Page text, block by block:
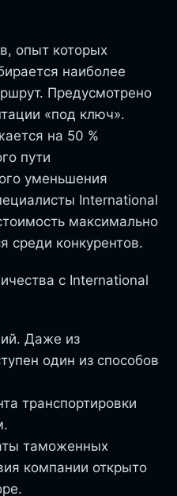
опыт которых
наиболее
Предусмотрено
«под ключ».
на 50 %
пути
уменьшения
International
максимально
среди конкурентов.
с International
Даже из
один из способов
транспортировки
таможенных
компании открыто